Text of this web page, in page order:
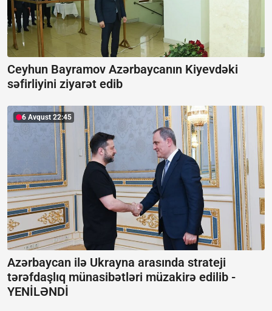
Ceyhun Bayramov Azərbaycanın Kiyevdəki
səfirliyini ziyarət edib
6 Avqust 22:45
Azərbaycan ilə Ukrayna arasında strateji
tərəfdaşlıq münasibətləri müzakirə edilib -
YENİLƏNDİ